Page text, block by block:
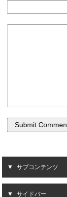
サブコンテンツ
サイドバー